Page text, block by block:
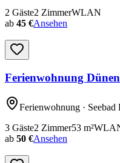
2 Gäste2 ZimmerWLAN
ab 45 €Ansehen
Ferienwohnung
Ferienwohnung ·
3 Gäste2 Zimmer53 m²
ab 50 €Ansehen